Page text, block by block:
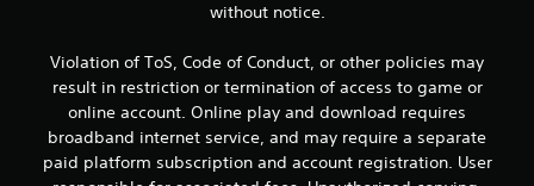
c
l
a
without notice.
Violation of ToS, Code of Conduct, or other policies may
result in restriction or termination of access to game or
online account. Online play and download requires
broadband internet service, and may require a separate
paid platform subscription and account registration. User